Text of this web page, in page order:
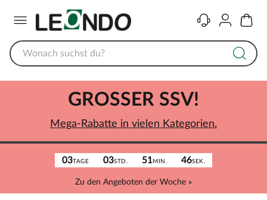
KontaktKonto
03TAGE 03STD. 51MIN. 46SEK.
Zu den Angeboten der Woche »
GROSSER SSV!
Mega-Rabatte in vielen Kategorien.